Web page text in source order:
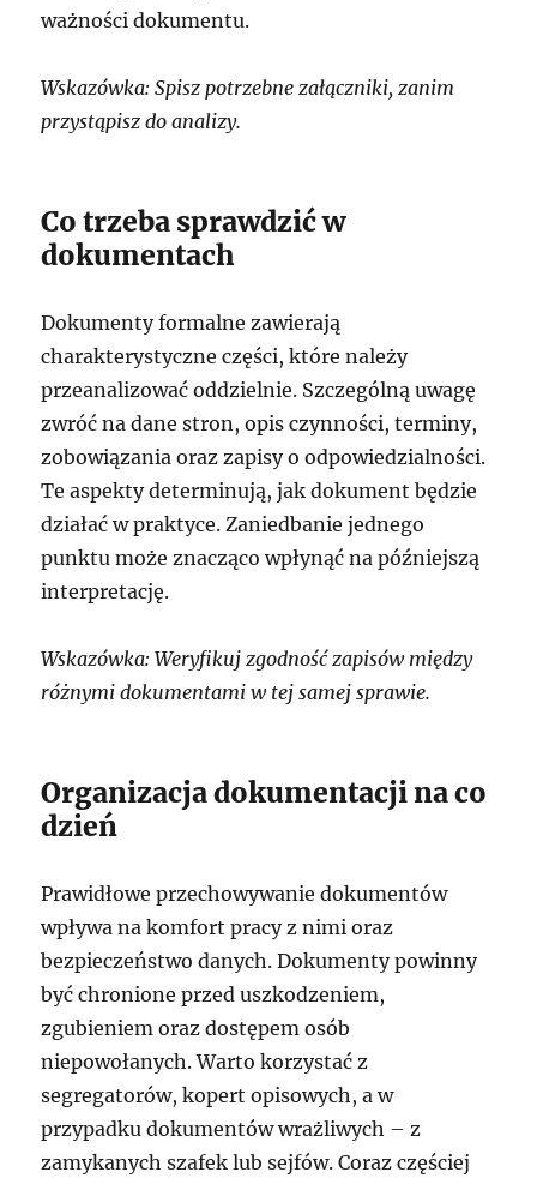
ważności dokumentu.
Wskazówka: Spisz potrzebne załączniki, zanim
przystąpisz do analizy.
Co trzeba sprawdzić w
dokumentach
Dokumenty formalne zawierają
charakterystyczne części, które należy
przeanalizować oddzielnie. Szczególną uwagę
zwróć na dane stron, opis czynności, terminy,
zobowiązania oraz zapisy o odpowiedzialności.
Te aspekty determinują, jak dokument będzie
działać w praktyce. Zaniedbanie jednego
punktu może znacząco wpłynąć na późniejszą
interpretację.
Wskazówka: Weryfikuj zgodność zapisów między
różnymi dokumentami w tej samej sprawie.
Organizacja dokumentacji na co
dzień
Prawidłowe przechowywanie dokumentów
wpływa na komfort pracy z nimi oraz
bezpieczeństwo danych. Dokumenty powinny
być chronione przed uszkodzeniem,
zgubieniem oraz dostępem osób
niepowołanych. Warto korzystać z
segregatorów, kopert opisowych, a w
przypadku dokumentów wrażliwych – z
zamykanych szafek lub sejfów. Coraz częściej